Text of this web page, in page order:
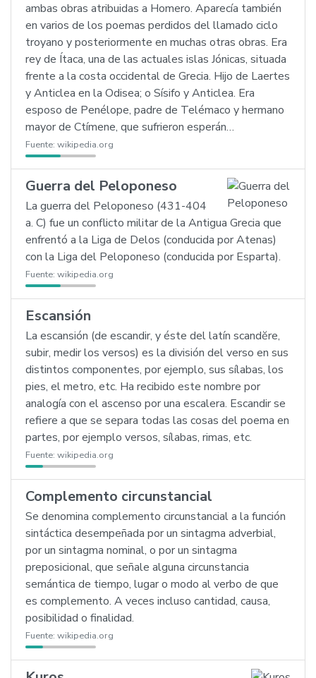
ambas obras atribuidas a Homero. Aparecía también
en varios de los poemas perdidos del llamado ciclo
troyano y posteriormente en muchas otras obras. Era
rey de Ítaca, una de las actuales islas Jónicas, situada
frente a la costa occidental de Grecia. Hijo de Laertes
y Anticlea en la Odisea; o Sísifo y Anticlea. Era
esposo de Penélope, padre de Telémaco y hermano
mayor de Ctímene, que sufrieron esperán…
Fuente: wikipedia.org
Guerra del Peloponeso
La guerra del Peloponeso (431-404
a. C) fue un conflicto militar de la Antigua Grecia que
enfrentó a la Liga de Delos (conducida por Atenas)
con la Liga del Peloponeso (conducida por Esparta).
Fuente: wikipedia.org
Escansión
La escansión (de escandir, y éste del latín scandĕre,
subir, medir los versos) es la división del verso en sus
distintos componentes, por ejemplo, sus sílabas, los
pies, el metro, etc. Ha recibido este nombre por
analogía con el ascenso por una escalera. Escandir se
refiere a que se separa todas las cosas del poema en
partes, por ejemplo versos, sílabas, rimas, etc.
Fuente: wikipedia.org
Complemento circunstancial
Se denomina complemento circunstancial a la función
sintáctica desempeñada por un sintagma adverbial,
por un sintagma nominal, o por un sintagma
preposicional, que señale alguna circunstancia
semántica de tiempo, lugar o modo al verbo de que
es complemento. A veces incluso cantidad, causa,
posibilidad o finalidad.
Fuente: wikipedia.org